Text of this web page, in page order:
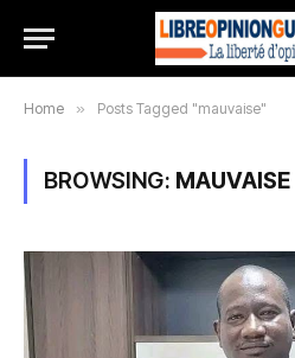
Home » Posts Tagged "mauvaise"
BROWSING: MAUVAISE